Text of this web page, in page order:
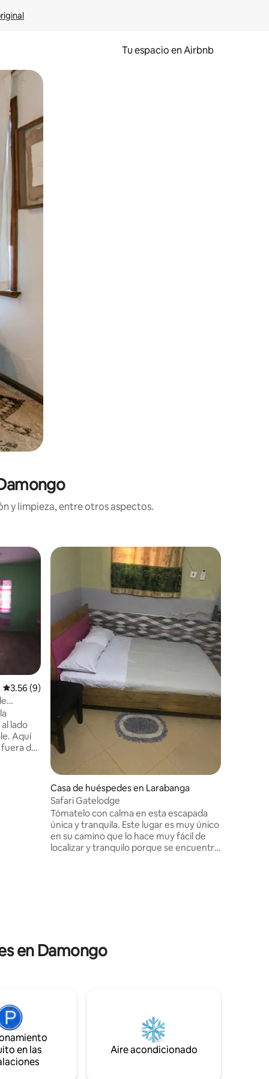
Tu espacio en Airbnb
tocando y deslizando la pantalla.
y limpieza, entre otros aspectos.
Calificación promedio: 3.56 de 5; 9 evaluaciones
3.56 (9)
lado
Aquí
del
en
Casa de huéspedes en Larabanga
Safari Gatelodge
Tómatelo con calma en esta escapada
única y tranquila. Este lugar es muy único
en su camino que lo hace muy fácil de
localizar y tranquilo porque se encuentra
en Damongo
en las
Aire acondicionado